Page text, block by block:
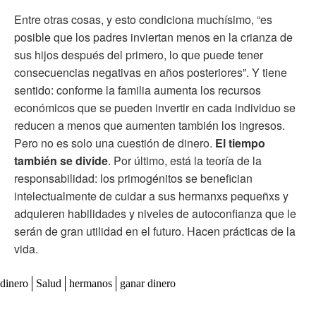
Entre otras cosas, y esto condiciona muchísimo, “es
posible que los padres inviertan menos en la crianza de
sus hijos después del primero, lo que puede tener
consecuencias negativas en años posteriores”. Y tiene
sentido: conforme la familia aumenta los recursos
económicos que se pueden invertir en cada individuo se
reducen a menos que aumenten también los ingresos.
Pero no es solo una cuestión de dinero. El tiempo
también se divide. Por último, está la teoría de la
responsabilidad: los primogénitos se benefician
intelectualmente de cuidar a sus hermanxs pequeñxs y
adquieren habilidades y niveles de autoconfianza que le
serán de gran utilidad en el futuro. Hacen prácticas de la
vida.
dinero Salud hermanos ganar dinero